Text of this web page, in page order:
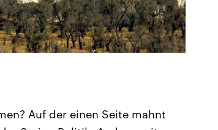
Auf der einen Seite mahnt